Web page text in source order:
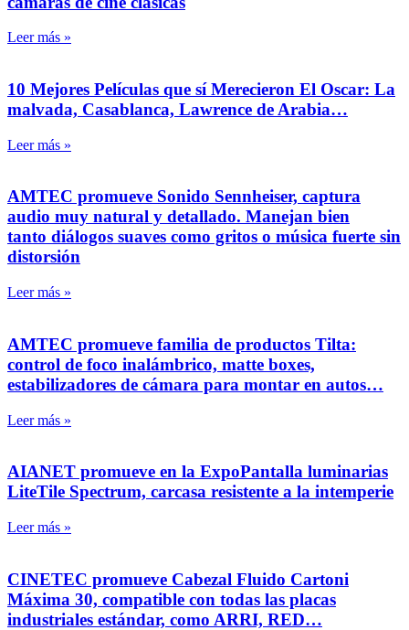
Leer más »
10 Mejores Películas que sí Merecieron El Oscar: La
malvada, Casablanca, Lawrence de Arabia…
Leer más »
AMTEC promueve Sonido Sennheiser, captura
audio muy natural y detallado. Manejan bien
tanto diálogos suaves como gritos o música fuerte sin
distorsión
Leer más »
AMTEC promueve familia de productos Tilta:
control de foco inalámbrico, matte boxes,
estabilizadores de cámara para montar en autos…
Leer más »
AIANET promueve en la ExpoPantalla luminarias
LiteTile Spectrum, carcasa resistente a la intemperie
Leer más »
CINETEC promueve Cabezal Fluido Cartoni
Máxima 30, compatible con todas las placas
industriales estándar, como ARRI, RED…